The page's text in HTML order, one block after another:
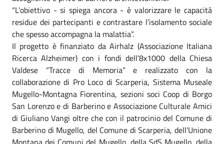
“L’obiettivo - si spiega ancora - è valorizzare le capacità
residue dei partecipanti e contrastare l’isolamento sociale
che spesso accompagna la malattia”.
Il progetto è finanziato da Airhalz (Associazione Italiana
Ricerca Alzheimer) con i fondi dell’8x1000 della Chiesa
Valdese “Tracce di Memoria” e realizzato con la
collaborazione di Pro Loco di Scarperia, Sistema Museale
Mugello-Montagna Fiorentina, sezioni soci Coop di Borgo
San Lorenzo e di Barberino e Associazione Culturale Amici
di Giuliano Vangi oltre che con il patrocinio del Comune di
Barberino di Mugello, del Comune di Scarperia, dell’Unione